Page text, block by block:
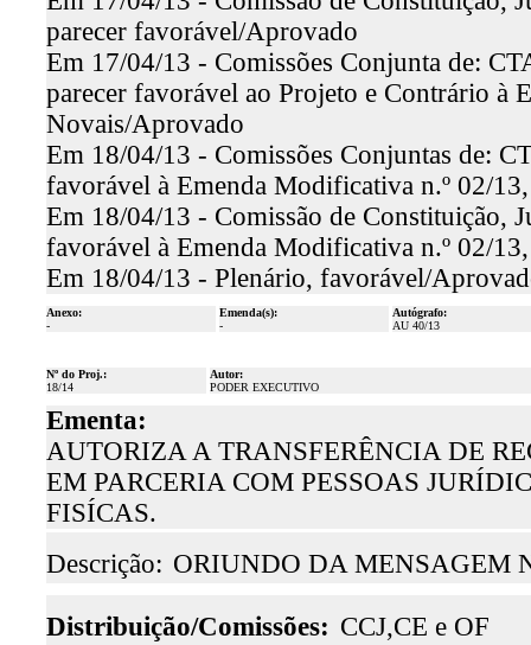
parecer favorável/Aprovado
Em 17/04/13 - Comissões Conjunta de:
parecer favorável ao Projeto e Contrário à
Novais/Aprovado
Em 18/04/13 - Comissões Conjuntas de:
favorável à Emenda Modificativa n.º 02/
Em 18/04/13 - Comissão de Constituição,
favorável à Emenda Modificativa n.º 02/
Em 18/04/13 - Plenário, favorável/
Anexo:
-
Emenda(s):
-
Autógrafo:
AU 40/13
Nº do Proj.:
18/14
Autor:
PODER EXECUTIVO
Ementa:
AUTORIZA A TRANSFERÊNCIA DE
EM PARCERIA COM PESSOAS
FISÍCAS.
Descrição: ORIUNDO DA MENSAGEM
Distribuição/Comissões: CCJ,CE e OF